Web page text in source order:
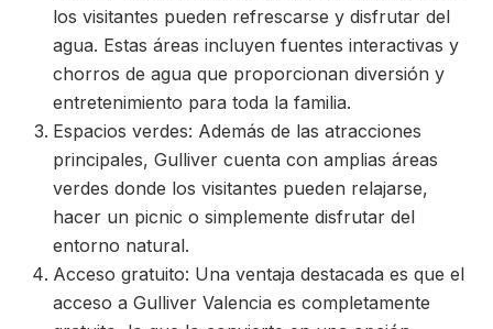
los visitantes pueden refrescarse y disfrutar del
agua. Estas áreas incluyen fuentes interactivas y
chorros de agua que proporcionan diversión y
entretenimiento para toda la familia.
Espacios verdes: Además de las atracciones
principales, Gulliver cuenta con amplias áreas
verdes donde los visitantes pueden relajarse,
hacer un picnic o simplemente disfrutar del
entorno natural.
Acceso gratuito: Una ventaja destacada es que el
acceso a Gulliver Valencia es completamente